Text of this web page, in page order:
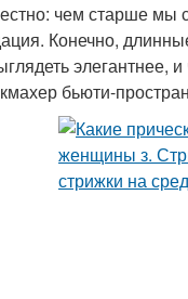
чем старше мы
Конечно,
бьюти-